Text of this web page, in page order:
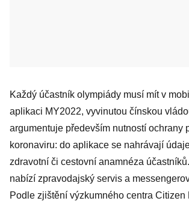
Každý účastník olympiády musí mít v
aplikaci MY2022, vyvinutou čínskou
argumentuje především nutností ochrany
koronaviru: do aplikace se nahrávají
zdravotní či cestovní anamnéza
nabízí zpravodajský servis a
Podle zjištění výzkumného centra Citizen